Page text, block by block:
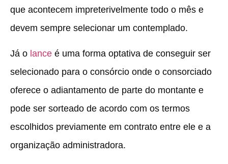
que acontecem impreterivelmente todo o mês e
devem sempre selecionar um contemplado.
Já o lance é uma forma optativa de conseguir ser
selecionado para o consórcio onde o consorciado
oferece o adiantamento de parte do montante e
pode ser sorteado de acordo com os termos
escolhidos previamente em contrato entre ele e a
organização administradora.